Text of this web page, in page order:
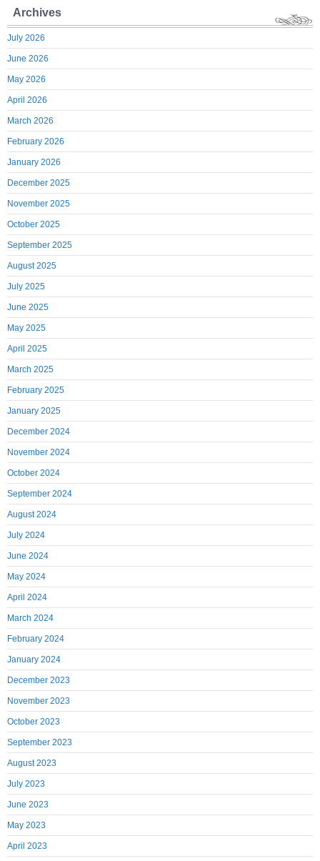
Archives
July 2026
June 2026
May 2026
April 2026
March 2026
February 2026
January 2026
December 2025
November 2025
October 2025
September 2025
August 2025
July 2025
June 2025
May 2025
April 2025
March 2025
February 2025
January 2025
December 2024
November 2024
October 2024
September 2024
August 2024
July 2024
June 2024
May 2024
April 2024
March 2024
February 2024
January 2024
December 2023
November 2023
October 2023
September 2023
August 2023
July 2023
June 2023
May 2023
April 2023